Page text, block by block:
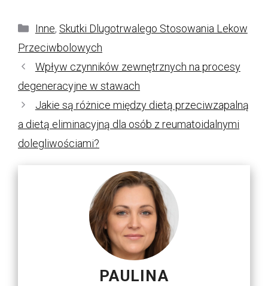
Kategorie
Inne, Skutki Dlugotrwalego Stosowania Lekow
Przeciwbolowych
Wpływ czynników zewnętrznych na procesy
degeneracyjne w stawach
Jakie są różnice między dietą przeciwzapalną
a dietą eliminacyjną dla osób z reumatoidalnymi
dolegliwościami?
PAULINA